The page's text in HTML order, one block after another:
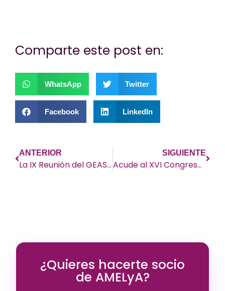
Comparte este post en:
WhatsApp Twitter
Facebook LinkedIn
ANTERIOR
La IX Reunión del GEAS contada a pacientes
SIGUIENTE
Acude al XVI Congreso Nacional de Lupus
¿Quieres hacerte socio
de AMELyA?